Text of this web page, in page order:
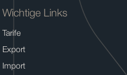
Wichtige Links
Tarife
Export
Import